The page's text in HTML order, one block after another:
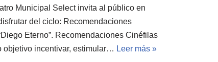
Municipal Select invita al público en
del ciclo: Recomendaciones
Eterno”. Recomendaciones Cinéfilas
objetivo incentivar, estimular… Leer más »